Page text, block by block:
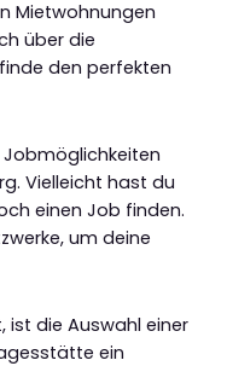
Mietwohnungen
über die
den perfekten
Vielleicht hast du
einen Job finden.
um deine
ist die Auswahl einer
ein